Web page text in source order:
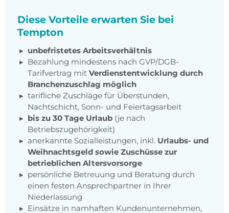
Diese Vorteile erwarten Sie bei
Tempton
unbefristetes Arbeitsverhältnis
Bezahlung mindestens nach GVP/DGB-
Tarifvertrag mit Verdienstentwicklung durch
Branchenzuschlag möglich
tarifliche Zuschläge für Überstunden,
Nachtschicht, Sonn- und Feiertagsarbeit
bis zu 30 Tage Urlaub (je nach
Betriebszugehörigkeit)
anerkannte Sozialleistungen, inkl. Urlaubs- und
Weihnachtsgeld sowie Zuschüsse zur
betrieblichen Altersvorsorge
persönliche Betreuung und Beratung durch
einen festen Ansprechpartner in Ihrer
Niederlassung
Einsätze in namhaften Kundenunternehmen,